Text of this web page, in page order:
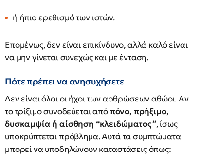
ή ήπιο ερεθισμό των ιστών.
Επομένως, δεν είναι επικίνδυνο, αλλά καλό είναι
να μην γίνεται συνεχώς και με ένταση.
Πότε πρέπει να ανησυχήσετε
Δεν είναι όλοι οι ήχοι των αρθρώσεων αθώοι. Αν
το τρίξιμο συνοδεύεται απόπόνο, πρήξιμο,
δυσκαμψία ή αίσθηση “κλειδώματος”, ίσως
υποκρύπτεται πρόβλημα. Αυτά τα συμπτώματα
μπορεί να υποδηλώνουν καταστάσεις όπως: